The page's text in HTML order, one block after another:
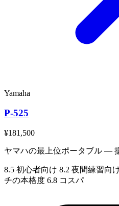
Yamaha
P-525
¥181,500
ヤマハの最上位ポータブル —
8.5 初心者向け 8.2 夜間練習向
チの本格度 6.8 コスパ